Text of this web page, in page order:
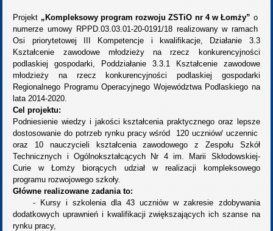
Projekt „Kompleksowy program rozwoju ZSTiO nr 4 w Łomży” o
numerze umowy RPPD.03.03.01-20-0191/18 realizowany w ramach
Osi priorytetowej III Kompetencje i kwalifikacje, Działanie 3.3
Kształcenie zawodowe młodzieży na rzecz konkurencyjności
podlaskiej gospodarki, Poddziałanie 3.3.1 Kształcenie zawodowe
młodzieży na rzecz konkurencyjności podlaskiej gospodarki
Regionalnego Programu Operacyjnego Województwa Podlaskiego na
lata 2014-2020.
Cel projektu:
Podniesienie wiedzy i jakości kształcenia praktycznego oraz lepsze
dostosowanie do potrzeb rynku pracy wśród 120 uczniów/ uczennic
oraz 10 nauczycieli kształcenia zawodowego z Zespołu Szkół
Technicznych i Ogólnokształcących Nr 4 im. Marii Skłodowskiej-
Curie w Łomży biorących udział w realizacji kompleksowego
programu rozwojowego szkoły.
Główne realizowane zadania to:
- Kursy i szkolenia dla 43 uczniów w zakresie zdobywania
dodatkowych uprawnień i kwalifikacji zwiększających ich szanse na
rynku pracy,